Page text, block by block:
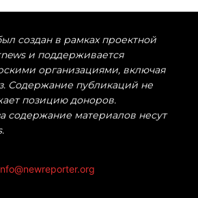
создан в рамках проектной
и поддерживается
организациями, включая
Содержание публикаций не
позицию доноров.
содержание материалов несут